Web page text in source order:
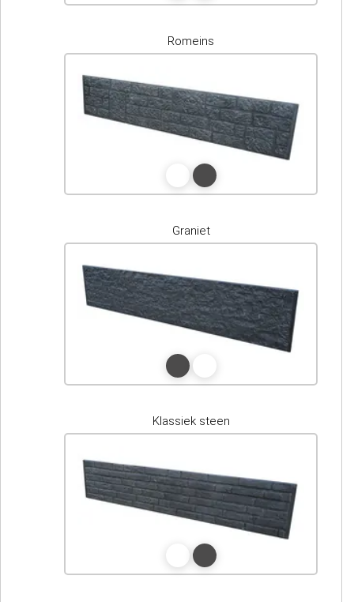
Romeins
Graniet
Klassiek steen